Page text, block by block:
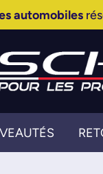
automobiles